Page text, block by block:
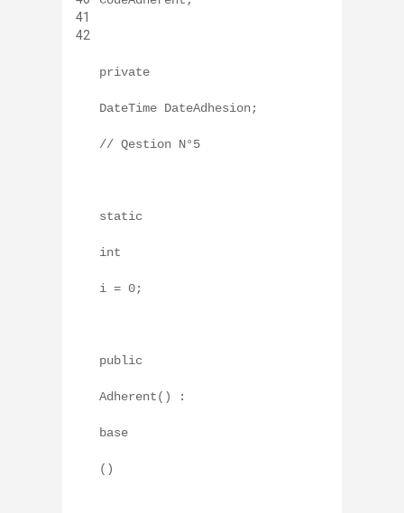
41
42
private
DateTime DateAdhesion;
// Qestion N°5
static
int
i = 0;
public
Adherent() :
base
()